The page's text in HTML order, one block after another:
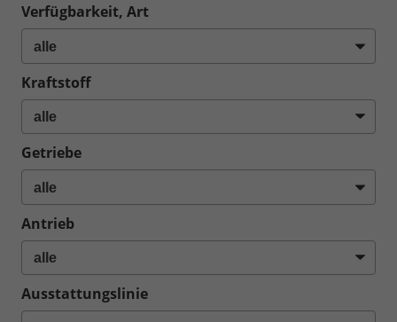
Verfügbarkeit, Art
Kraftstoff
Getriebe
Antrieb
Ausstattungslinie